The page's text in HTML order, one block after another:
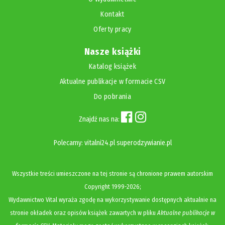
Kontakt
Oferty pracy
Nasze książki
Katalog książek
Aktualne publikacje w formacie CSV
Do pobrania
Znajdź nas na:
Polecamy: vitalni24.pl superodzywianie.pl
Wszystkie treści umieszczone na tej stronie są chronione prawem autorskim
Copyright1999-2026;
Wydawnictwo Vital wyraża zgodę na wykorzystywanie dostępnych aktualnie na
stronie okładek oraz opisów książek zawartych w plikuAktualne publikacje w